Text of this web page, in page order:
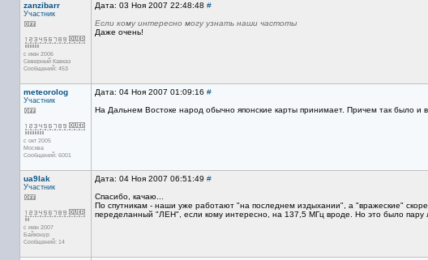
zanzibarr
Участник
с июн 2006
Северный Кавказ
Сообщений: 453
Дата: 03 Ноя 2007 22:48:48 #
Если кому интересно могу узнать наши частоты
Даже очень!
meteorolog
Участник
с окт 2005
Москва
Сообщений: 6001
Дата: 04 Ноя 2007 01:09:16 #
На Дальнем Востоке народ обычно японские карты принимает. Причем так было и
ua9lak
Участник
с июн 2007
Байконур
Сообщений: 14
Дата: 04 Ноя 2007 06:51:49 #
Спасибо, качаю...
По спутникам - наши уже работают "на последнем издыхании", а "вражеские"
переделанный "ЛЕН", если кому интересно, на 137,5 МГц вроде. Но это было пару